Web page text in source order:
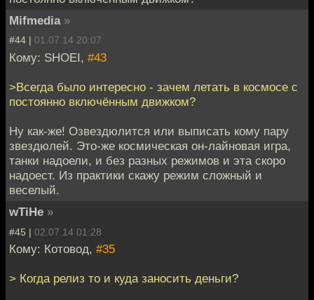
Mifmedia »
#44 | 01.07.14 20:07
Кому: SHOEI, #43
>Всегда было интересно - зачем летать в космосе с
постоянно включённым движком?
Ну как-же! Озвездюлится или выписать кому пару
звездюлей. Это-же космическая он-лайновая игра,
танки надоели, и без разных режимов и эта скоро
надоест. Из практики скажу режим сложный и
веселый.
wTiHe »
#45 | 02.07.14 01:28
Кому: Котовод, #35
> Когда релиз то и куда заносить деньги?